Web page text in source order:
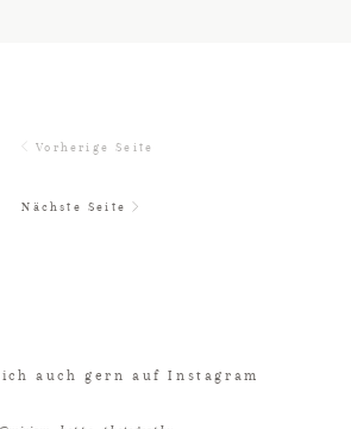
Vorherige Seite
Nächste Seite
auch gern auf Instagram